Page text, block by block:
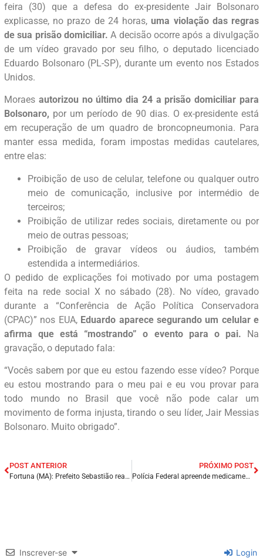
feira (30) que a defesa do ex-presidente Jair Bolsonaro
explicasse, no prazo de 24 horas,uma violação das regras
de sua prisão domiciliar. A decisão ocorre após a divulgação
de um vídeo gravado por seu filho, o deputado licenciado
Eduardo Bolsonaro (PL-SP), durante um evento nos Estados
Unidos.
Moraes autorizou no último dia 24 a prisão domiciliar para
Bolsonaro, por um período de 90 dias. O ex-presidente está
em recuperação de um quadro de broncopneumonia. Para
manter essa medida, foram impostas medidas cautelares,
entre elas:
Proibição de uso de celular, telefone ou qualquer outro
meio de comunicação, inclusive por intermédio de
terceiros;
Proibição de utilizar redes sociais, diretamente ou por
meio de outras pessoas;
Proibição de gravar vídeos ou áudios, também
estendida a intermediários.
O pedido de explicações foi motivado por uma postagem
feita na rede social X no sábado (28). No vídeo, gravado
durante a “Conferência de Ação Política Conservadora
(CPAC)” nos EUA, Eduardo aparece segurando um celular e
afirma que está “mostrando” o evento para o pai. Na
gravação, o deputado fala:
“Vocês sabem por que eu estou fazendo esse vídeo? Porque
eu estou mostrando para o meu pai e eu vou provar para
todo mundo no Brasil que você não pode calar um
movimento de forma injusta, tirando o seu líder, Jair Messias
Bolsonaro. Muito obrigado”.
POST ANTERIOR
Fortuna (MA): Prefeito Sebastião realiza tradicional entrega de peixe e reforça apoio às famílias carentes na Semana Santa.
PRÓXIMO POST
Polícia Federal apreende medicamentos para emagrecimento em São Luís (MA).
Inscrever-se Login